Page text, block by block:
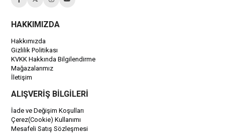
HAKKIMIZDA
Hakkımızda
Gizlilik Politikası
KVKK Hakkında Bilgilendirme
Mağazalarımız
İletişim
ALIŞVERİŞ BİLGİLERİ
İade ve Değişim Koşulları
Çerez(Cookie) Kullanımı
Mesafeli Satış Sözleşmesi